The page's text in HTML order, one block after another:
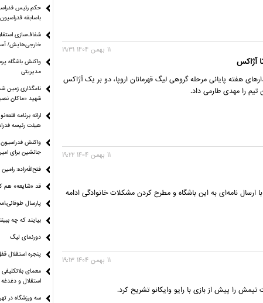
آژاکس
11 بهمن 1404 19:31
هفته پایانی مرحله گروهی لیگ قهرمانان اروپا، دو بر یک آژاکس
را مهدی طارمی داد.
11 بهمن 1404 19:22
ارسال نامه‌ای به این باشگاه و مطرح کردن مشکلات خانوادگی ادامه
11 بهمن 1404 19:13
را پیش از بازی با رایو وایکانو تشریح کرد.
حکم رئیس
باسابقه فدراسیون
شفاف‌سازی
خارجی‌هایش/
واکنش باشگاه
مدیریتی
شهید «ماکان
ارائه برنامه‌
هیئت رئیسه
واکنش فدراسیون
جانشین برای
فتح‌الله‌زاده: رامین و منیر 40 درصد
قد «شایعه» هم
پارسال
بیایند که چه
دورنمای لیگ
پنجره‌ استقلال
معمای
استقلال و
سه ورزشگاه در